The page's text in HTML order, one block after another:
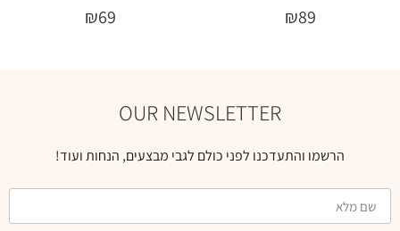
₪89
₪69
OUR NEWSLETTER
הרשמו והתעדכנו לפני כולם לגבי מבצעים, הנחות ועוד!